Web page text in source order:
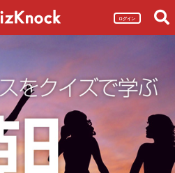
ログイン